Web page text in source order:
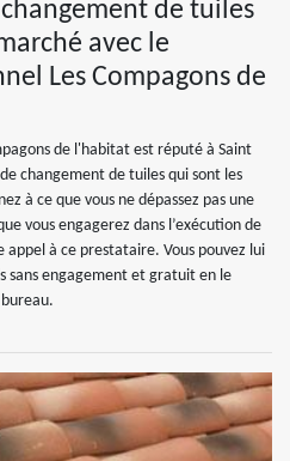
de tuiles
avec le
Les Compagons de
de l'habitat est réputé à Saint
changement de tuiles qui sont les
à ce que vous ne dépassez pas une
vous engagerez dans l’exécution de
à ce prestataire. Vous pouvez lui
sans engagement et gratuit en le